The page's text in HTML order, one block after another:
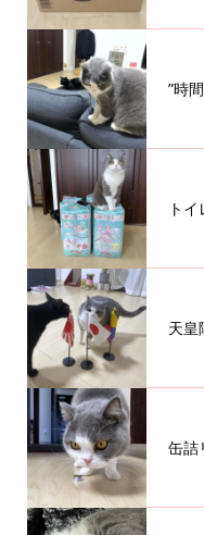
”時
ト
天皇
缶詰